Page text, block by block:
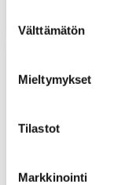
valinta
Välttämätön
Mieltymykset
Tilastot
Markkinointi
Henkilöautojen